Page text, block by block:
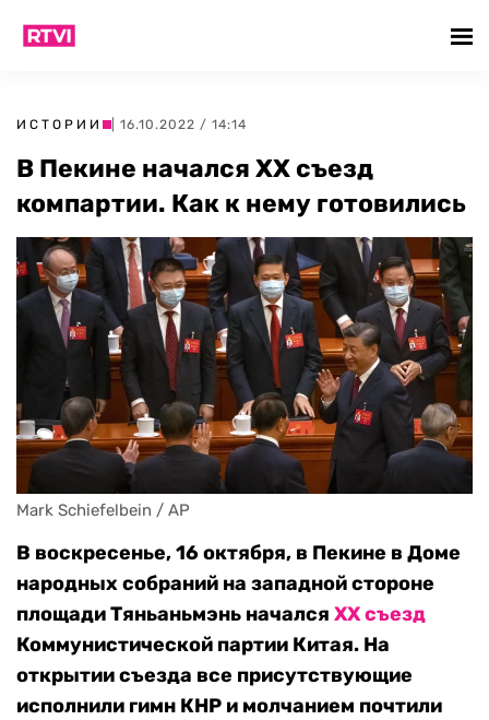
ИСТОРИИ | 16.10.2022 / 14:14
В Пекине начался XX съезд
компартии. Как к нему готовились
Mark Schiefelbein / AP
В воскресенье, 16 октября, в Пекине в Доме
народных собраний на западной стороне
площади Тяньаньмэнь начался XX съезд
Коммунистической партии Китая. На
открытии съезда все присутствующие
исполнили гимн КНР и молчанием почтили